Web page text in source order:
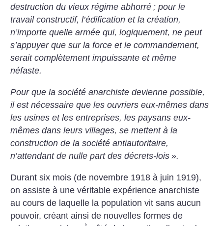
destruction du vieux régime abhorré ; pour le
travail constructif, l’édification et la création,
n’importe quelle armée qui, logiquement, ne peut
s’appuyer que sur la force et le commandement,
serait complètement impuissante et même
néfaste.
Pour que la société anarchiste devienne possible,
il est nécessaire que les ouvriers eux-mêmes dans
les usines et les entreprises, les paysans eux-
mêmes dans leurs villages, se mettent à la
construction de la société antiautoritaire,
n’attendant de nulle part des décrets-lois ».
Durant six mois (de novembre 1918 à juin 1919),
on assiste à une véritable expérience anarchiste
au cours de laquelle la population vit sans aucun
pouvoir, créant ainsi de nouvelles formes de